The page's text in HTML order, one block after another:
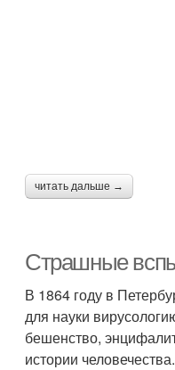
читать дальше →
Страшные
В 1864 году в
для науки
бешенство,
истории человечества.